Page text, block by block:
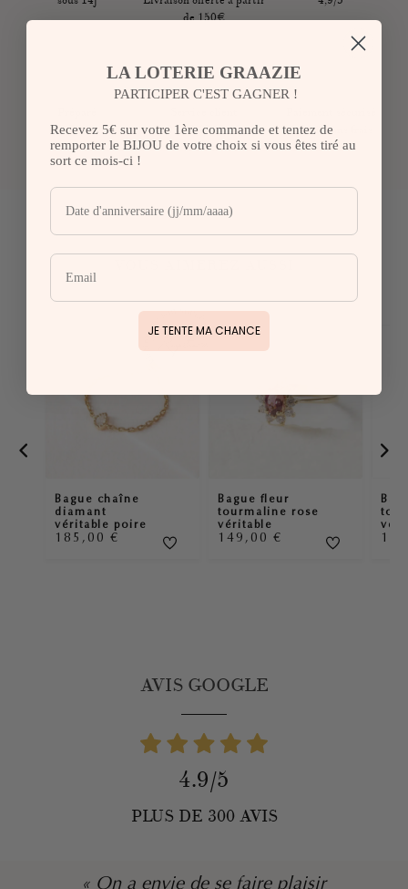
Retour sous 14 jours sauf les pièces gravées qui sont ni échangées ni
remboursées. Les frais sont à la charge du client sauf si la restitution
de 150€
à Paris
01.88.40.17.60
lun-ven
& 3fois sans frais
Bague chaîne
diamant
véritable poire
185,00€
Bague fleur
tourmaline rose
véritable
149,00€
AVIS GOOGLE
4.9/5
PLUS DE 300 AVIS
« On a envie de se faire plaisir
LA LOTERIE GRAAZIE
PARTICIPER C'EST GAGNER !
Recevez 5€ sur votre 1ère commande et tentez de
remporter le BIJOU de votre choix si vous êtes tiré au
sort ce mois-ci !
JE TENTE MA CHANCE